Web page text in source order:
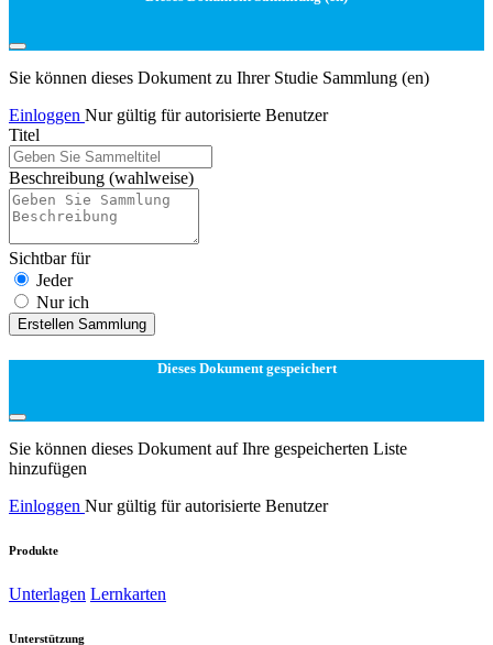
Sie können dieses Dokument zu Ihrer Studie Sammlung (en)
Einloggen Nur gültig für autorisierte Benutzer
Titel
Beschreibung (wahlweise)
Sichtbar für
Jeder
Nur ich
Erstellen Sammlung
Dieses Dokument gespeichert
Sie können dieses Dokument auf Ihre gespeicherten Liste
hinzufügen
Einloggen Nur gültig für autorisierte Benutzer
Produkte
Unterlagen Lernkarten
Unterstützung